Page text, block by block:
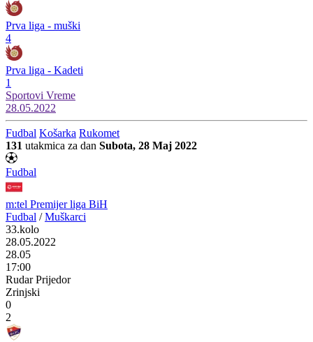
Prva liga - muški
4
Prva liga - Kadeti
1
Sportovi Vreme
28.05.2022
Fudbal Košarka Rukomet
131 utakmica za dan Subota, 28 Maj 2022
Fudbal
m:tel Premijer liga BiH
Fudbal / Muškarci
33.kolo
28.05.2022
28.05
17:00
Rudar Prijedor
Zrinjski
0
2